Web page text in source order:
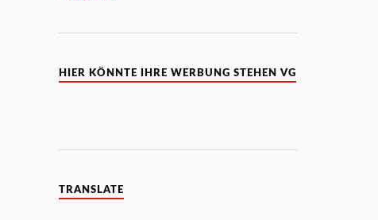
HIER KÖNNTE IHRE WERBUNG STEHEN VG
TRANSLATE